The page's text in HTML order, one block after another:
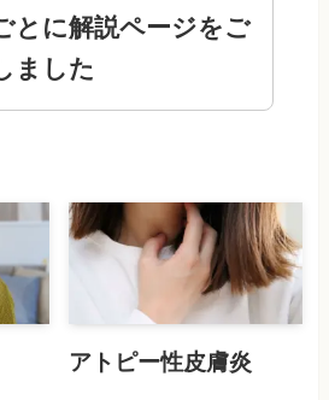
とに解説ページをご
ました
アトピー性皮膚炎